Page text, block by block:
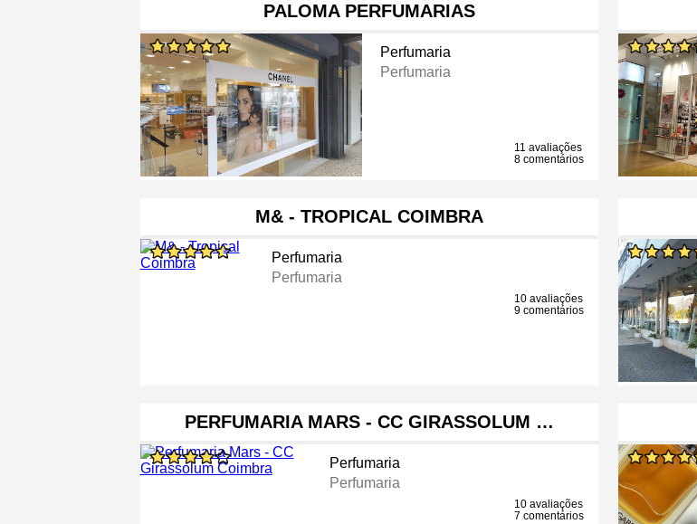
PALOMA PERFUMARIAS
Perfumaria
Perfumaria
11 avaliações
8 comentários
M& - TROPICAL COIMBRA
Perfumaria
Perfumaria
10 avaliações
9 comentários
PERFUMARIA MARS - CC GIRASSOLUM …
Perfumaria
Perfumaria
10 avaliações
7 comentários